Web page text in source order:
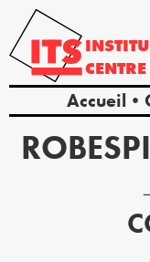
CENTRE
Accueil